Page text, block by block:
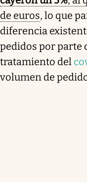
de euros, lo que
diferencia
pedidos por parte
tratamiento del
volumen de